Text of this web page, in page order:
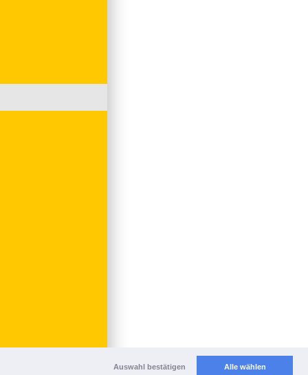
Auswahl bestätigen Alle wählen